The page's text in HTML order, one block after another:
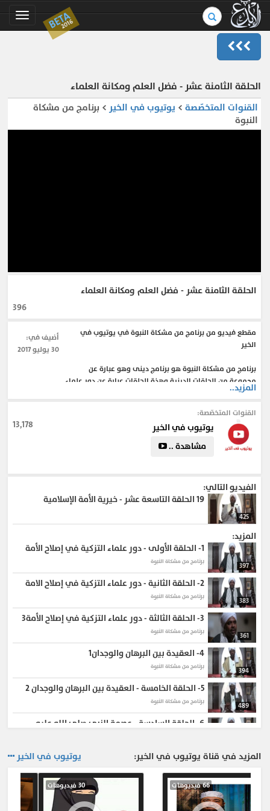
BETA
2016
بحث
في
الموسوعة..
الحلقة الثامنة عشر - فضل العلم ومكانة العلماء
القنوات المتخصّصة > يوتيوب في الخير > برنامج من مشكاة
النبوة
الحلقة الثامنة عشر - فضل العلم ومكانة العلماء
396
أضيف في:
30 يوليو 2017
مقطع فيديو من برنامج من مشكاة النبوة في يوتيوب في
الخير
برنامج من مشكاة النبوة هو برنامج دينى وهو عبارة عن
مجموعة من الحلقات الدينية وهذة الحلقات عبارة عن دور علماء
التزكية فى اصلاح الامة , العقيدة بين البرهان و الوجدان , عصمة
شمائل المصطفى , التربية النبوية , وجوب محبة النبى وتعظيمه
, فضل العلم ومكانة العلماء , معجزات النبى صلى الله عليه
وسلم
#الدين_الاسلامى
#التنمية_البشرية_في_الإسلام #الام #التربية#علي #حب
#الوجدان
المزيد..
القنوات المتخصّصة:
13,178
يوتيوب في الخير
مشاهدة ..
الفيديو التالي:
425
19الحلقة التاسعة عشر - خيرية الأمة الإسلامية
المزيد:
397
1- الحلقة الأولى - دور علماء التزكية في إصلاح الأمة
برنامج من مشكاة النبوة
383
2- الحلقة الثانية - دور علماء التزكية في إصلاح الامة
برنامج من مشكاة النبوة
361
3- الحلقة الثالثة - دور علماء التزكية في إصلاح الأمة3
برنامج من مشكاة النبوة
394
4- العقيدة بين البرهان والوجدان1
برنامج من مشكاة النبوة
489
5- الحلقة الخامسة - العقيدة بين البرهان والوجدان 2
برنامج من مشكاة النبوة
6- الحلقة السادسة - عصمة النبي صلى الله عليه
432
الحلقة السابعة - عصمة النبي صلى الله عليه
وسلم2
برنامج من مشكاة النبوة
8- الحلقة الثامنة - عصمة النبي صلى الله عليه وسلم 3
المزيد في قناة يوتيوب في الخير: يوتيوب في الخير
66 فيديوهات 30 فيديوهات